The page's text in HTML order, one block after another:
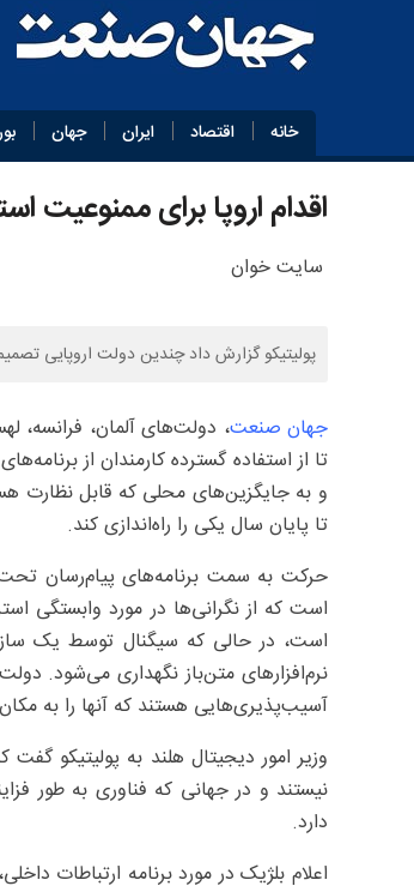
خانه اقتصاد ایران جهان
اقدام اروپا برای ممنوعیت
سایت خوان
پولیتیکو گزارش داد چندین دولت اروپایی
جهان صنعت، دولت‌های آلمان، فرانسه،
تا از استفاده گسترده کارمندان از
و به جایگزین‌های محلی که قابل نظارت
تا پایان سال یکی را راه‌اندازی کند.
حرکت به سمت برنامه‌های پیام‌رسان تحت
است که از نگرانی‌ها در مورد وابستگی
است، در حالی که سیگنال توسط یک
نرم‌افزارهای متن‌باز نگهداری می‌شود.
آسیب‌پذیری‌هایی هستند که آنها را به
وزیر امور دیجیتال هلند به پولیتیکو
نیستند و در جهانی که فناوری به طور
دارد.
اعلام بلژیک در مورد برنامه ارتباطات